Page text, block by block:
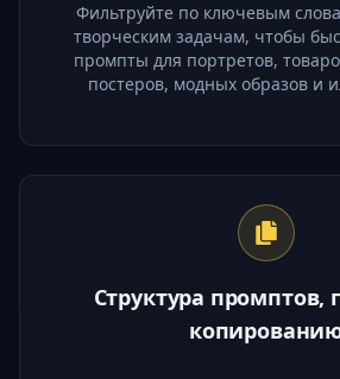
Фильтруйте по ключевым
творческим задачам, чтобы
промпты для портретов,
постеров, модных образов и
Структура промптов,